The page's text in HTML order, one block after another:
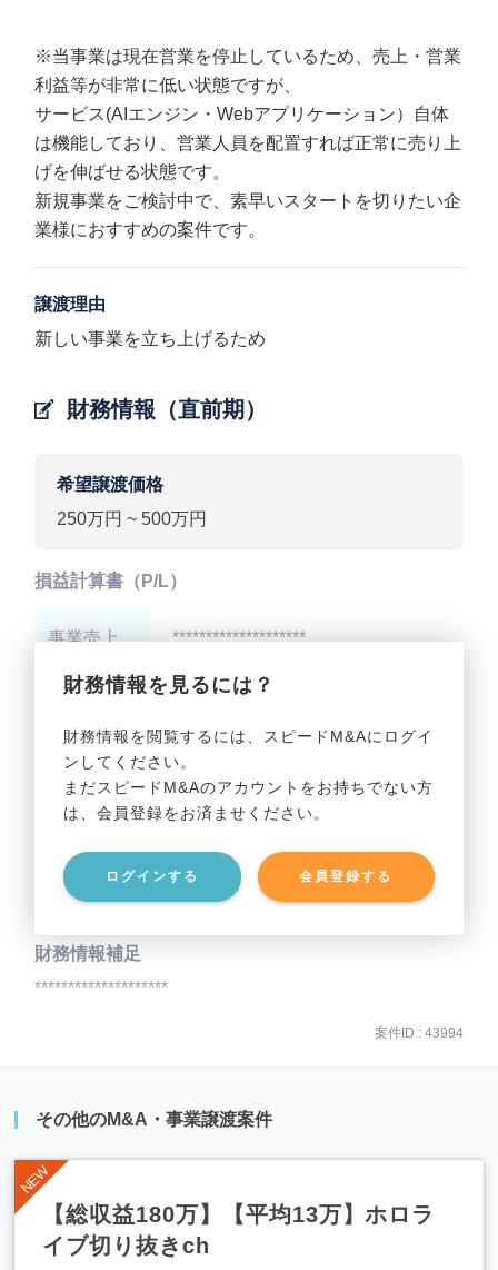
※当事業は現在営業を停止しているため、売上・営業
利益等が非常に低い状態ですが、
サービス(AIエンジン・Webアプリケーション）自体
は機能しており、営業人員を配置すれば正常に売り上
げを伸ばせる状態です。
新規事業をご検討中で、素早いスタートを切りたい企
業様におすすめの案件です。
譲渡理由
新しい事業を立ち上げるため
財務情報（直前期）
希望譲渡価格
250万円 ~ 500万円
財務情報を見るには？
財務情報を閲覧するには、スピードM&Aにログイ
ンしてください。
まだスピードM&Aのアカウントをお持ちでない方
は、会員登録をお済ませください。
ログインする 会員登録する
損益計算書（P/L）
事業売上 ********************
事業利益 ********************
貸借対照表（B/S）
事業資産 ********************
事業負債 ********************
財務情報補足
********************
案件ID : 43994
その他のM&A・事業譲渡案件
【総収益180万】【平均13万】ホロラ
イブ切り抜きch